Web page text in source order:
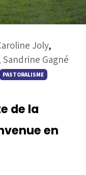
Joly,
Sandrine Gagné
PASTORALISME
de la
en